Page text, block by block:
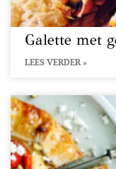
Galette met
LEES VERDER »